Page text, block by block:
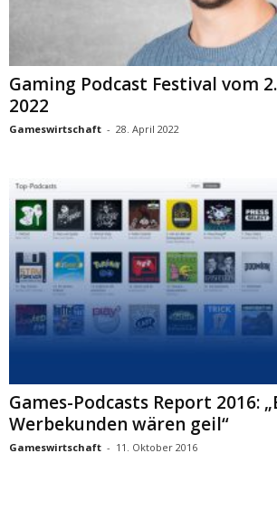
Gaming Podcast Festival vom
2022
Gameswirtschaft - 28. April 2022
Games-Podcasts Report 2016:
Werbekunden wären geil“
Gameswirtschaft - 11. Oktober 2016